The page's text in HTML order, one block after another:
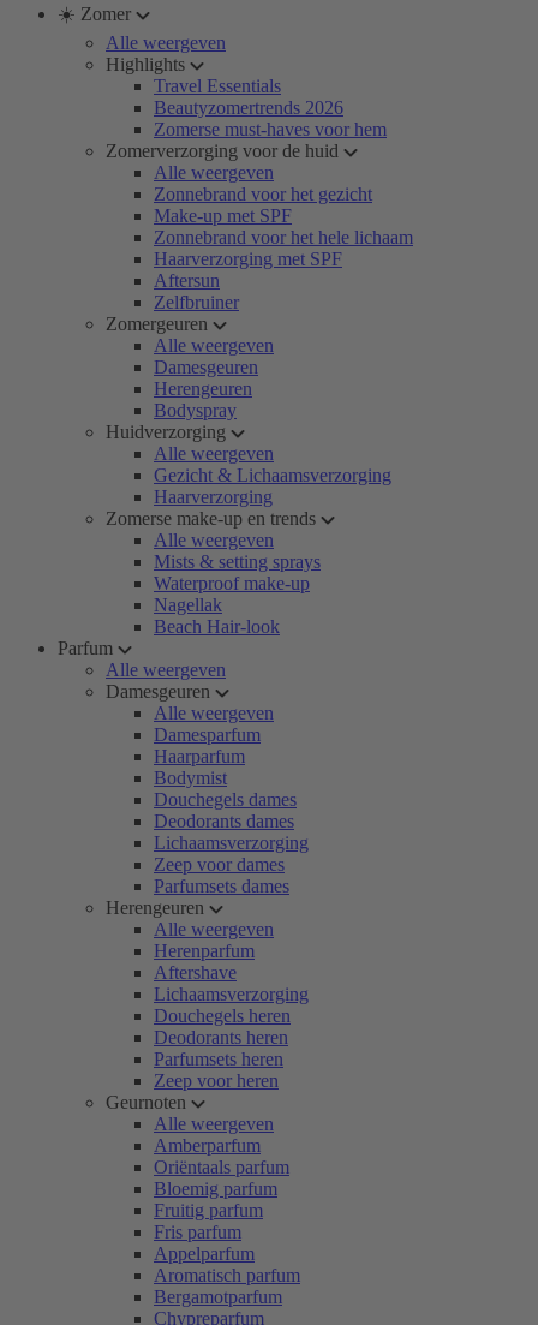
☀️ Zomer
Alle weergeven
Highlights
Travel Essentials
Beautyzomertrends 2026
Zomerse must-haves voor hem
Zomerverzorging voor de huid
Alle weergeven
Zonnebrand voor het gezicht
Make-up met SPF
Zonnebrand voor het hele lichaam
Haarverzorging met SPF
Aftersun
Zelfbruiner
Zomergeuren
Alle weergeven
Damesgeuren
Herengeuren
Bodyspray
Huidverzorging
Alle weergeven
Gezicht & Lichaamsverzorging
Haarverzorging
Zomerse make-up en trends
Alle weergeven
Mists & setting sprays
Waterproof make-up
Nagellak
Beach Hair-look
Parfum
Alle weergeven
Damesgeuren
Alle weergeven
Damesparfum
Haarparfum
Bodymist
Douchegels dames
Deodorants dames
Lichaamsverzorging
Zeep voor dames
Parfumsets dames
Herengeuren
Alle weergeven
Herenparfum
Aftershave
Lichaamsverzorging
Douchegels heren
Deodorants heren
Parfumsets heren
Zeep voor heren
Geurnoten
Alle weergeven
Amberparfum
Oriëntaals parfum
Bloemig parfum
Fruitig parfum
Fris parfum
Appelparfum
Aromatisch parfum
Bergamotparfum
Chypreparfum